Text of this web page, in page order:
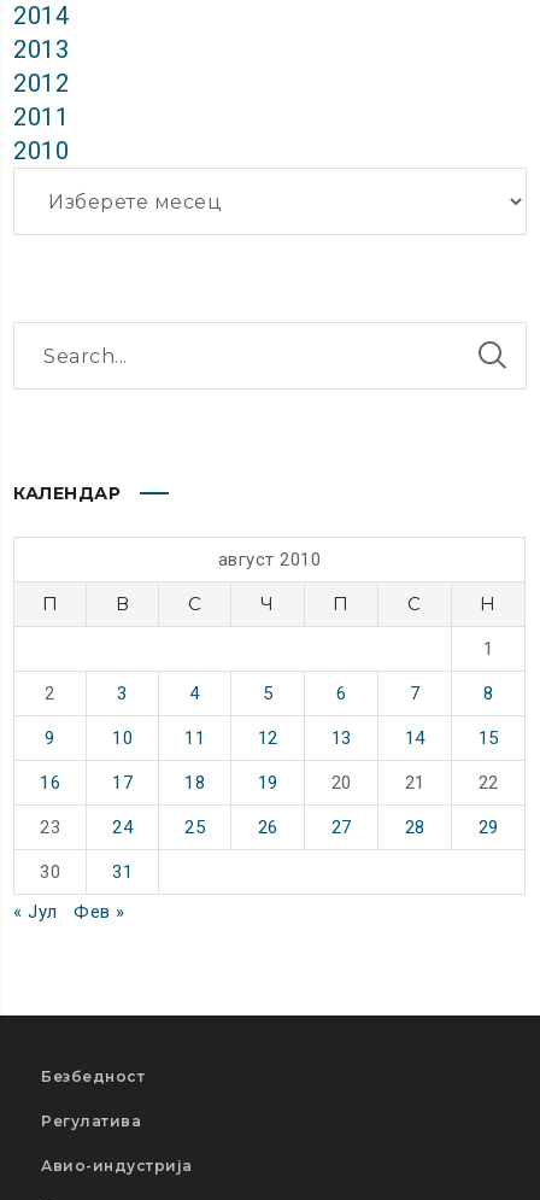
2014
2013
2012
2011
2010
КАЛЕНДАР
август 2010
П В С Ч П С Н
1
2 3 4 5 6 7 8
9 10 11 12 13 14 15
16 17 18 19 20 21 22
23 24 25 26 27 28 29
30
31
« Јул
Фев »
Безбедност
Регулатива
Авио-индустрија